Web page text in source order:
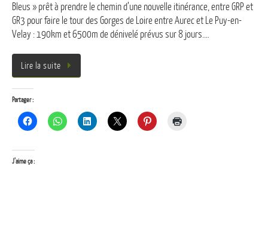
Bleus » prêt à prendre le chemin d’une nouvelle itinérance, entre GRP et
GR3 pour faire le tour des Gorges de Loire entre Aurec et Le Puy-en-
Velay : 190km et 6500m de dénivelé prévus sur 8 jours.…
Lire la suite
Partager :
J’aime ça :